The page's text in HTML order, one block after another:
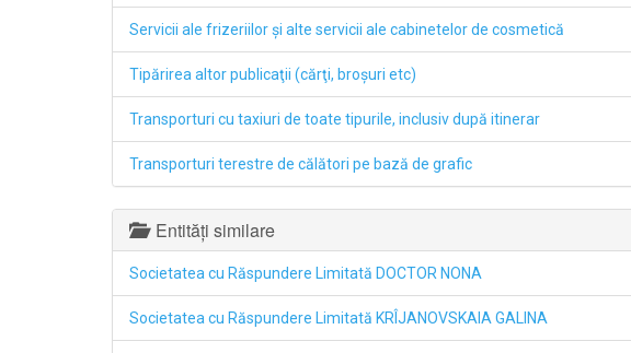
Servicii ale frizeriilor şi alte servicii ale cabinetelor de cosmetică
Tipărirea altor publicaţii (cărţi, broşuri etc)
Transporturi cu taxiuri de toate tipurile, inclusiv după itinerar
Transporturi terestre de călători pe bază de grafic
Entități similare
Societatea cu Răspundere Limitată DOCTOR NONA
Societatea cu Răspundere Limitată KRÎJANOVSKAIA GALINA